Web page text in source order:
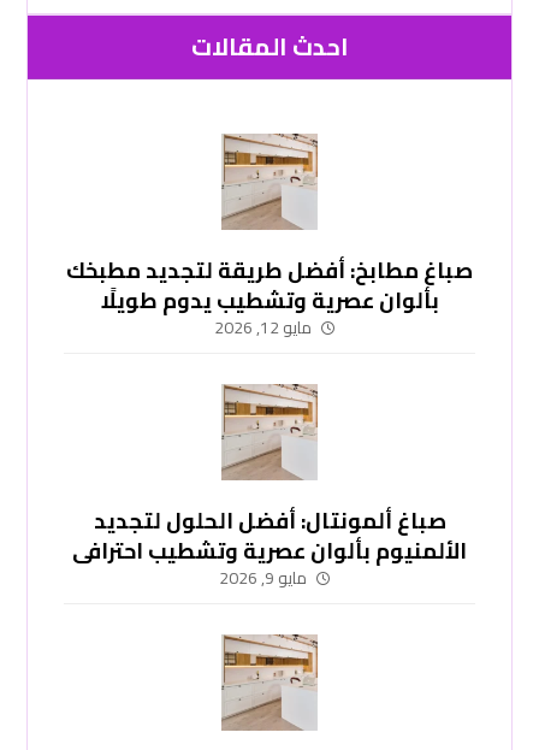
احدث المقالات
صباغ مطابخ: أفضل طريقة لتجديد مطبخك
بألوان عصرية وتشطيب يدوم طويلًا
-51748296 مايو 12, 2026
صباغ ألمونتال: أفضل الحلول لتجديد
الألمنيوم بألوان عصرية وتشطيب احترافي
-51748296 مايو 9, 2026